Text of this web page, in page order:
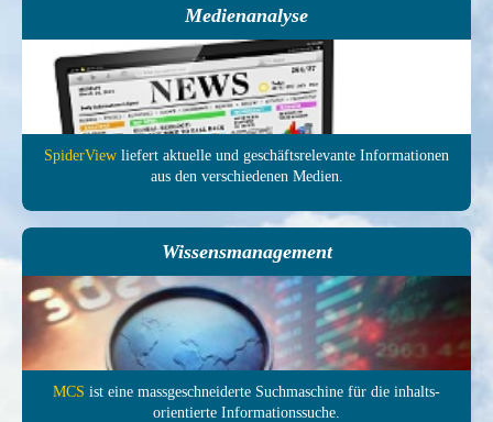
Medienanalyse
SpiderView liefert aktuelle und ge­schäfts­relevante In­forma­tionen
aus den ver­schie­denen Medien.
Wissensmanagement
MCS ist eine mass­ge­schneiderte Such­maschine für die inhalts­
orientierte In­formations­suche.